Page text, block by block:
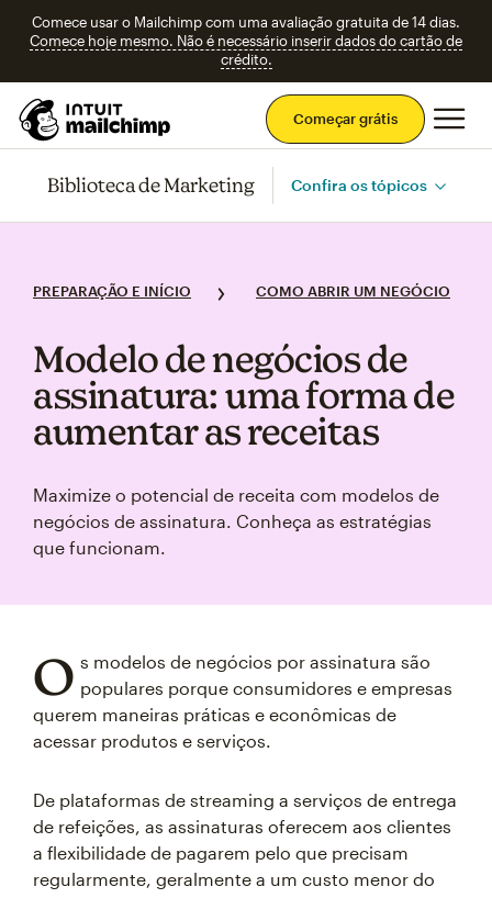
Comece usar o Mailchimp com uma avaliação gratuita de 14 dias.
Comece hoje mesmo. Não é necessário inserir dados do cartão de
crédito.
Começar grátis
Biblioteca de Marketing Confira os tópicos
PREPARAÇÃO E INÍCIO COMO ABRIR UM NEGÓCIO
Modelo de negócios de
assinatura: uma forma de
aumentar as receitas
Maximize o potencial de receita com modelos de
negócios de assinatura. Conheça as estratégias
que funcionam.
O s modelos de negócios por assinatura são
populares porque consumidores e empresas
querem maneiras práticas e econômicas de
acessar produtos e serviços.
De plataformas de streaming a serviços de entrega
de refeições, as assinaturas oferecem aos clientes
a flexibilidade de pagarem pelo que precisam
regularmente, geralmente a um custo menor do